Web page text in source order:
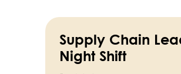
Supply Chain
Night Shift